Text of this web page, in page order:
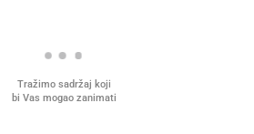
Tražimo sadržaj koji
bi Vas mogao zanimati